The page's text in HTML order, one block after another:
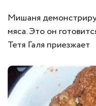
Мишаня
мяса. Это он
Тетя Галя приезжает